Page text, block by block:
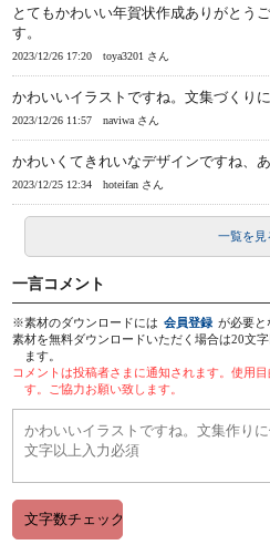
とてもかわいい年賀状作成ありがとう
す。
2023/12/26 17:20 toya3201 さん
かわいいイラストですね。文集づくり
2023/12/26 11:57 naviwa さん
かわいくてきれいなデザインですね、
2023/12/25 12:34 hoteifan さん
一覧を見
一言コメント
※素材のダウンロードには 会員登録 が必要と
素材を無料ダウンロードいただく場合は20文
ます。
コメントは投稿者さまに通知されます。使用
す。ご協力お願い致します。